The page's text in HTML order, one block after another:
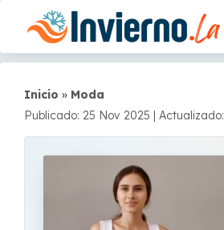
contenido
Inicio » Moda
Publicado: 25 Nov 2025 | Actualizado: